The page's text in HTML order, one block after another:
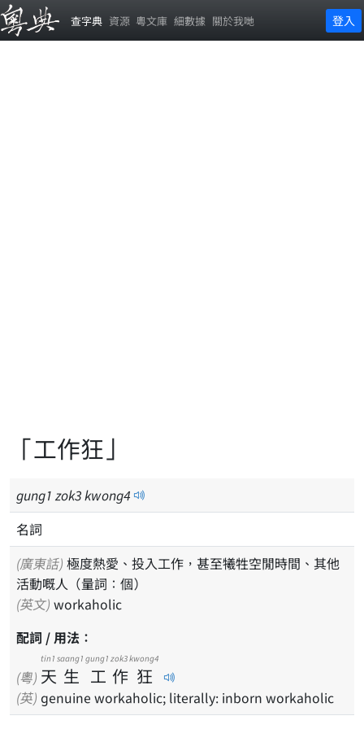
查字典 資源 粵文庫 細數據 關於我哋 登入
「工作狂」
gung1 zok3kwong4
名詞
(廣東話)
活動嘅人（量詞：個）
(英文) workaholic
配詞 / 用法：
(粵) 天
tin1
生
saang1
工
gung1
作
zok3
狂
kwong4
(英) genuine workaholic; literally: inborn workaholic